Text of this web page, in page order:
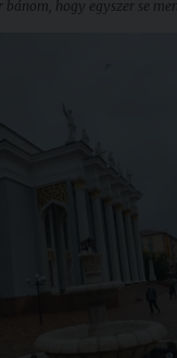
hogy egyszer se